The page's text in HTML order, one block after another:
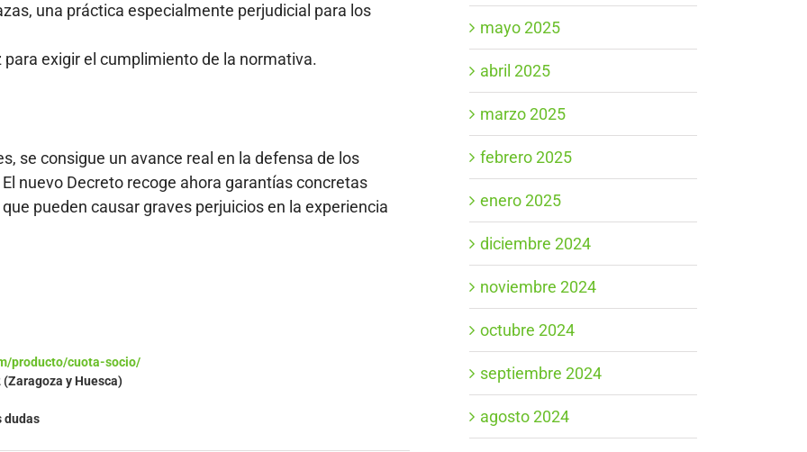
una práctica especialmente perjudicial para los
exigir el cumplimiento de la normativa.
se consigue un avance real en la defensa de los
nuevo Decreto recoge ahora garantías concretas
pueden causar graves perjuicios en la experiencia
producto/cuota-socio/
(Zaragoza y Huesca)
dudas
mayo 2025
abril 2025
marzo 2025
febrero 2025
enero 2025
diciembre 2024
noviembre 2024
octubre 2024
septiembre 2024
agosto 2024